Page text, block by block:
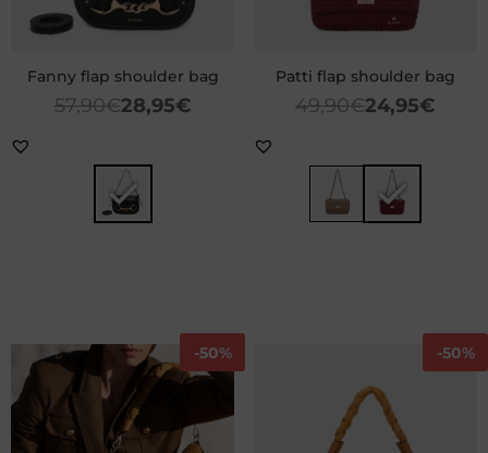
Fanny flap shoulder bag
57,90€28,95€
Patti flap shoulder bag
49,90€24,95€
-50% -50%